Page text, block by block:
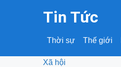
Tin Tức
Thời sự Thế giới
Xã hội